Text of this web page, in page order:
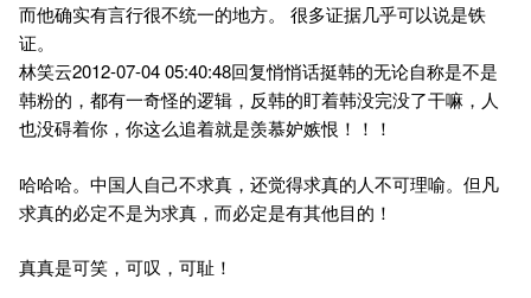
而他确实有言行很不统一的地方。 很多证据几乎可以说是铁
证。
林笑云2012-07-04 05:40:48回复悄悄话挺韩的无论自称是不是
韩粉的，都有一奇怪的逻辑，反韩的盯着韩没完没了干嘛，人
也没碍着你，你这么追着就是羡慕妒嫉恨！！！
哈哈哈。中国人自己不求真，还觉得求真的人不可理喻。但凡
求真的必定不是为求真，而必定是有其他目的！
真真是可笑，可叹，可耻！